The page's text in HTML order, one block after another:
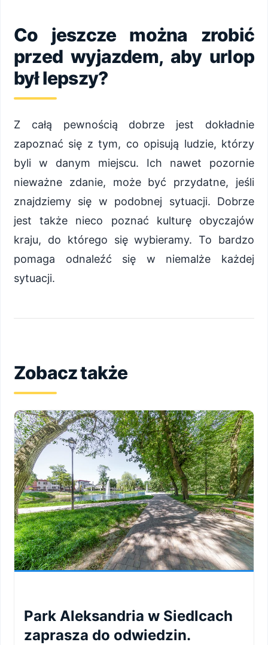
Co jeszcze można zrobić
przed wyjazdem, aby urlop
był lepszy?
Z całą pewnością dobrze jest dokładnie
zapoznać się z tym, co opisują ludzie, którzy
byli w danym miejscu. Ich nawet pozornie
nieważne zdanie, może być przydatne, jeśli
znajdziemy się w podobnej sytuacji. Dobrze
jest także nieco poznać kulturę obyczajów
kraju, do którego się wybieramy. To bardzo
pomaga odnaleźć się w niemalże każdej
sytuacji.
Zobacz także
Park Aleksandria w Siedlcach
zaprasza do odwiedzin.